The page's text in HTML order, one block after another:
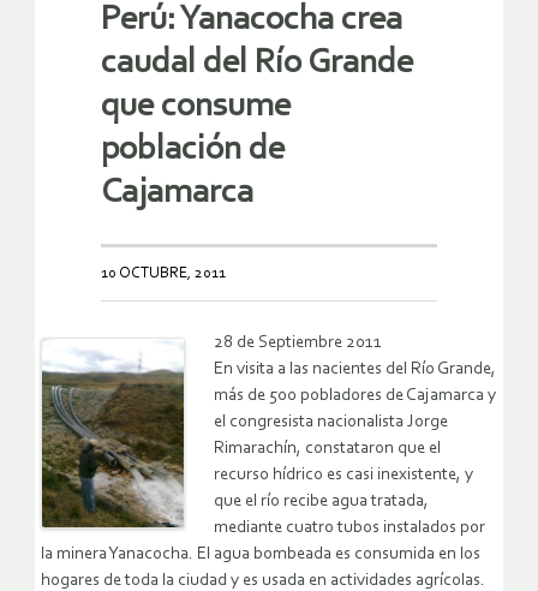
Perú: Yanacocha crea
caudal del Río Grande
que consume
población de
Cajamarca
10 OCTUBRE, 2011
28 de Septiembre 2011
En visita a las nacientes del Río Grande,
más de 500 pobladores de Cajamarca y
el congresista nacionalista Jorge
Rimarachín, constataron que el
recurso hídrico es casi inexistente, y
que el río recibe agua tratada,
mediante cuatro tubos instalados por
la minera Yanacocha. El agua bombeada es consumida en los
hogares de toda la ciudad y es usada en actividades agrícolas.